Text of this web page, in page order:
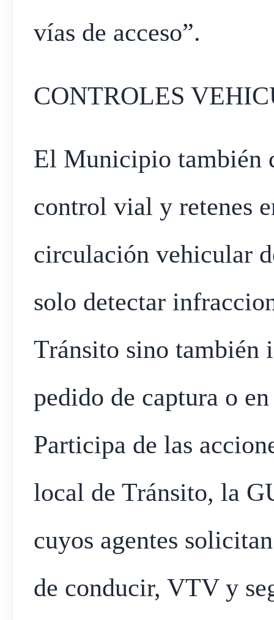
vías de acceso”.
CONTROLES
El Municipio también
control vial y retenes
circulación vehicular
solo detectar
Tránsito sino también
pedido de captura o
Participa de las
local de Tránsito, la
cuyos agentes
de conducir, VTV y